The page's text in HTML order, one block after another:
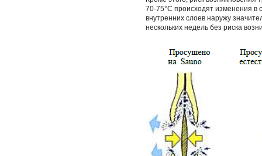
70-75°C происходят изменения в
внутренних слоев наружу
нескольких недель без риска